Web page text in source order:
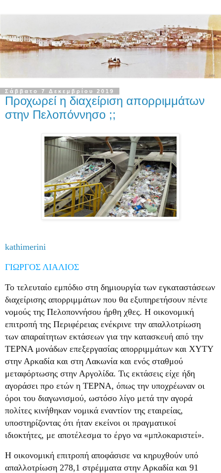
Σάββατο 7 Δεκεμβρίου 2019
Προχωρεί η διαχείριση απορριμμάτων
στην Πελοπόννησο ;;
kathimerini
ΓΙΩΡΓΟΣ ΛΙΑΛΙΟΣ
Το τελευταίο εμπόδιο στη δημιουργία των εγκαταστάσεων
διαχείρισης απορριμμάτων που θα εξυπηρετήσουν πέντε
νομούς της Πελοποννήσου ήρθη χθες. Η οικονομική
επιτροπή της Περιφέρειας ενέκρινε την απαλλοτρίωση
των απαραίτητων εκτάσεων για την κατασκευή από την
ΤΕΡΝΑ μονάδων επεξεργασίας απορριμμάτων και ΧΥΤΥ
στην Αρκαδία και στη Λακωνία και ενός σταθμού
μεταφόρτωσης στην Αργολίδα. Τις εκτάσεις είχε ήδη
αγοράσει προ ετών η ΤΕΡΝΑ, όπως την υποχρέωναν οι
όροι του διαγωνισμού, ωστόσο λίγο μετά την αγορά
πολίτες κινήθηκαν νομικά εναντίον της εταιρείας,
υποστηρίζοντας ότι ήταν εκείνοι οι πραγματικοί
ιδιοκτήτες, με αποτέλεσμα το έργο να «μπλοκαριστεί».
Η οικονομική επιτροπή αποφάσισε να κηρυχθούν υπό
απαλλοτρίωση 278,1 στρέμματα στην Αρκαδία και 91